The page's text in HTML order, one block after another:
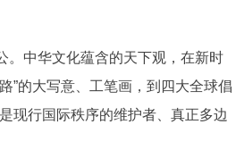
。中华文化蕴含的天下观，在新时
”的大写意、工笔画，到四大全球倡
现行国际秩序的维护者、真正多边